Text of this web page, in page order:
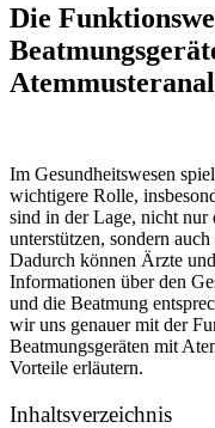
Die
Im Gesundheitswesen
wichtigere Rolle,
sind in der Lage, nicht nur
unterstützen, sondern
Dadurch können Ärzte
Informationen über den
und die Beatmung
wir uns genauer mit der
Beatmungsgeräten mit
Vorteile erläutern.
Inhaltsverzeichnis